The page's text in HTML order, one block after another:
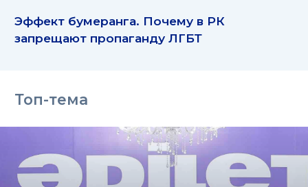
Эффект бумеранга. Почему в РК
запрещают пропаганду ЛГБТ
Топ-тема